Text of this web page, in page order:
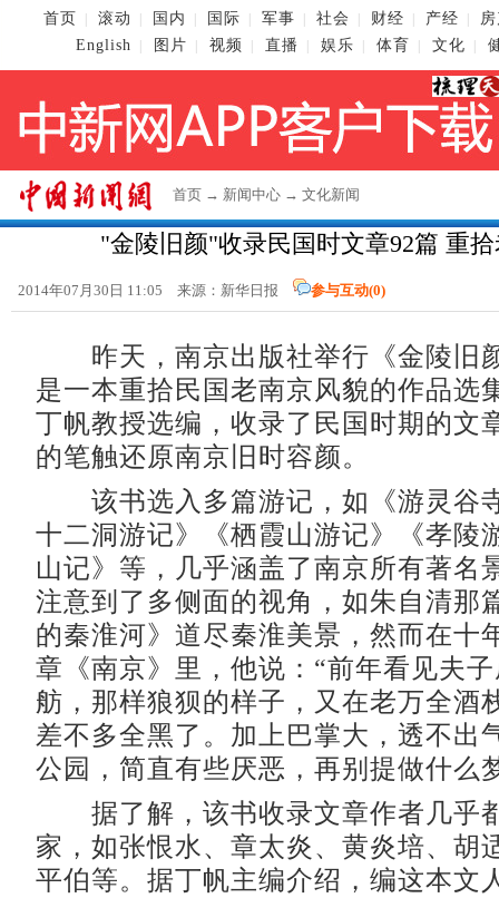
首页 滚动 国内 国际 军事 社会 财经 产经
English
图片 视频 直播 娱乐 体育 文化
首页 → 新闻中心 → 文化新闻
"金陵旧颜"收录民国时文章92篇 重
2014年07月30日 11:05 来源：新华日报 参与互动(0)
昨天，南京出版社举行《金陵旧
是一本重拾民国老南京风貌的作品选
丁帆教授选编，收录了民国时期的文
的笔触还原南京旧时容颜。
该书选入多篇游记，如《游灵谷
十二洞游记》《栖霞山游记》《孝陵
山记》等，几乎涵盖了南京所有著名
注意到了多侧面的视角，如朱自清那
的秦淮河》道尽秦淮美景，然而在十
章《南京》里，他说：“前年看见夫
舫，那样狼狈的样子，又在老万全酒
差不多全黑了。加上巴掌大，透不出
公园，简直有些厌恶，再别提做什么
据了解，该书收录文章作者几乎
家，如张恨水、章太炎、黄炎培、胡
平伯等。据丁帆主编介绍，编这本文